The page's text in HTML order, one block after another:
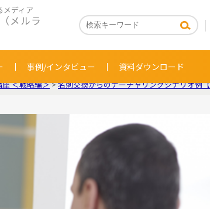
メディア
メルラ
事例/インタビュー 資料ダウンロード
＜戦略編＞>名刺交換からのナーチャリングシナリオ例